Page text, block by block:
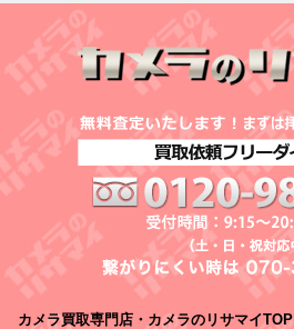
カメラ買取専門店・カメラのリサマイTOP